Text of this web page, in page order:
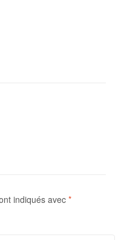
indiqués avec*